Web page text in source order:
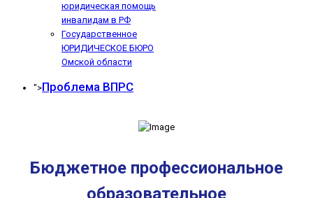
юридическая помощь
инвалидам в РФ
Государственное
ЮРИДИЧЕСКОЕ БЮРО
Омской области
">Проблема ВПРС
Бюджетное профессиональное
образовательное